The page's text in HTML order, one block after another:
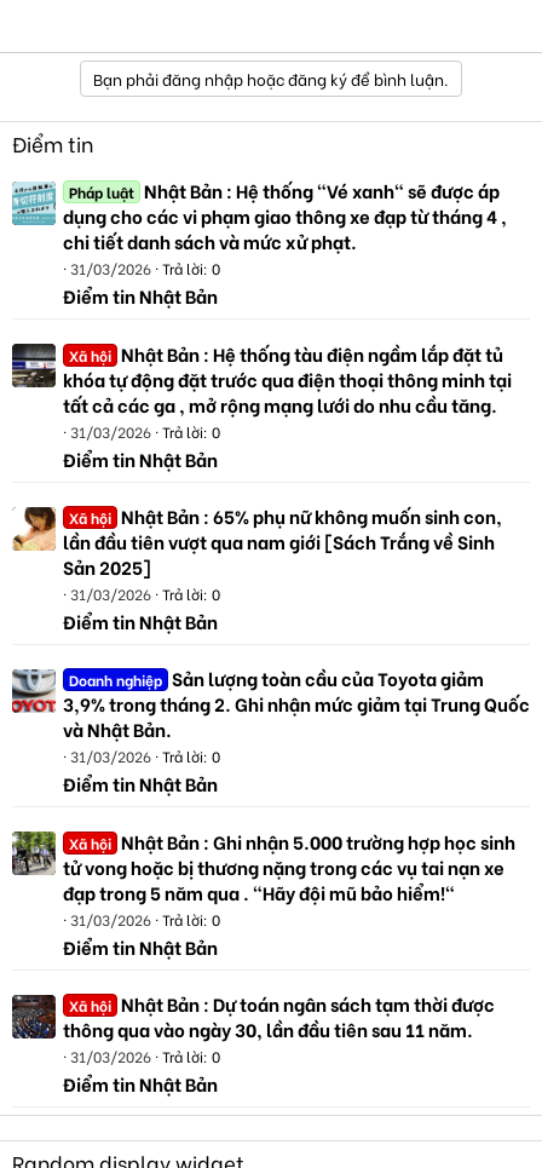
Bạn phải đăng nhập hoặc đăng ký để bình luận.
Điểm tin
Pháp luật Nhật Bản : Hệ thống "Vé xanh" sẽ được áp
dụng cho các vi phạm giao thông xe đạp từ tháng 4 ,
chi tiết danh sách và mức xử phạt.
31/03/2026 Trả lời: 0
Điểm tin Nhật Bản
Xã hội Nhật Bản : Hệ thống tàu điện ngầm lắp đặt tủ
khóa tự động đặt trước qua điện thoại thông minh tại
tất cả các ga , mở rộng mạng lưới do nhu cầu tăng.
31/03/2026 Trả lời: 0
Điểm tin Nhật Bản
Xã hội Nhật Bản : 65% phụ nữ không muốn sinh con,
lần đầu tiên vượt qua nam giới [Sách Trắng về Sinh
Sản 2025]
31/03/2026 Trả lời: 0
Điểm tin Nhật Bản
Doanh nghiệp Sản lượng toàn cầu của Toyota giảm
3,9% trong tháng 2. Ghi nhận mức giảm tại Trung Quốc
và Nhật Bản.
31/03/2026 Trả lời: 0
Điểm tin Nhật Bản
Xã hội Nhật Bản : Ghi nhận 5.000 trường hợp học sinh
tử vong hoặc bị thương nặng trong các vụ tai nạn xe
đạp trong 5 năm qua . "Hãy đội mũ bảo hiểm!"
31/03/2026 Trả lời: 0
Điểm tin Nhật Bản
Xã hội Nhật Bản : Dự toán ngân sách tạm thời được
thông qua vào ngày 30, lần đầu tiên sau 11 năm.
31/03/2026 Trả lời: 0
Điểm tin Nhật Bản